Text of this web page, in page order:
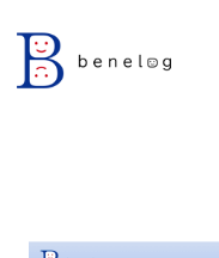
を